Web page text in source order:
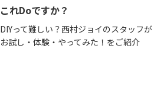
これDoですか？
DIYって難しい？西村ジョイのスタッフが
お試し・体験・やってみた！をご紹介